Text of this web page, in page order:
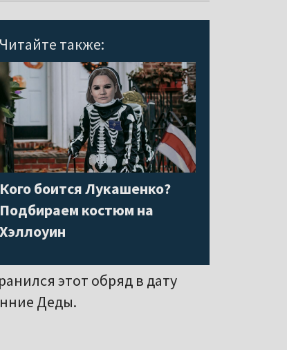
Читайте также:
Кого боится Лукашенко?
Подбираем костюм на
Хэллоуин
этот обряд в дату
Деды.